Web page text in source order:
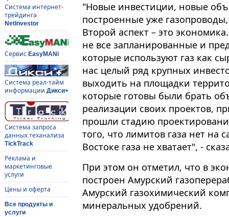
Система интернет-
трейдинга
NetInvestor
Сервис EasyMANi
Система реал-тайм
информации Дикси+
Система запроса
данных теханализа
TickTrack
Реклама и
маркетинговые
услуги
Цены и оферта
Все продукты и
услуги
"Новые инвестиции, новые
построенные уже
Второй аспект – это
не все запланированные и
которые используют газ как
нас целый ряд крупных
выходить на площадки
которые готовы были брать
реализации своих проектов,
прошли стадию
того, что лимитов газа нет на
Востоке газа не хватает", -
При этом он отметил, что в
построен Амурский
Амурский газохимический
минеральных удобрений.